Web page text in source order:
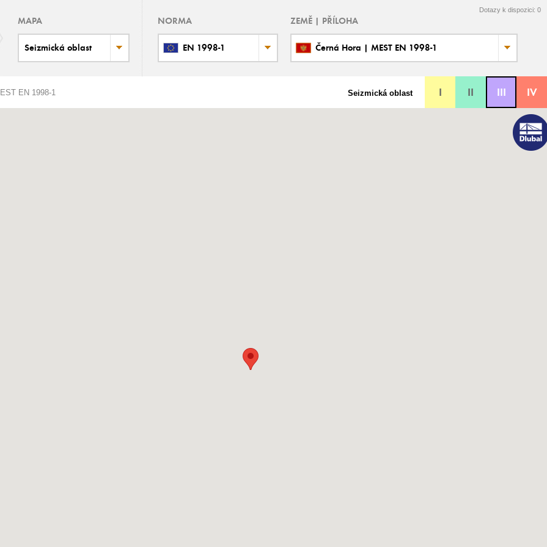
NORMA
EN 1998-1
ZEMĚ | PŘÍLOHA
Černá Hora | MEST EN 1998-1
MAPA
Seizmická oblast
Dotazy k dispozici: 0
EN 1998-1 Seizmická oblast I II III IV